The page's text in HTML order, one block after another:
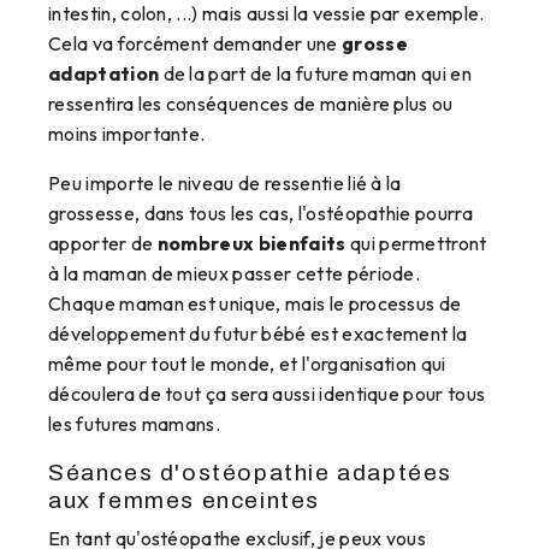
intestin, colon, ...) mais aussi la vessie par exemple.
Cela va forcément demander une grosse
adaptation de la part de la future maman qui en
ressentira les conséquences de manière plus ou
moins importante.
Peu importe le niveau de ressentie lié à la
grossesse, dans tous les cas, l'ostéopathie pourra
apporter de nombreux bienfaits qui permettront
à la maman de mieux passer cette période.
Chaque maman est unique, mais le processus de
développement du futur bébé est exactement la
même pour tout le monde, et l'organisation qui
découlera de tout ça sera aussi identique pour tous
les futures mamans.
Séances d'ostéopathie adaptées
aux femmes enceintes
En tant qu'ostéopathe exclusif, je peux vous